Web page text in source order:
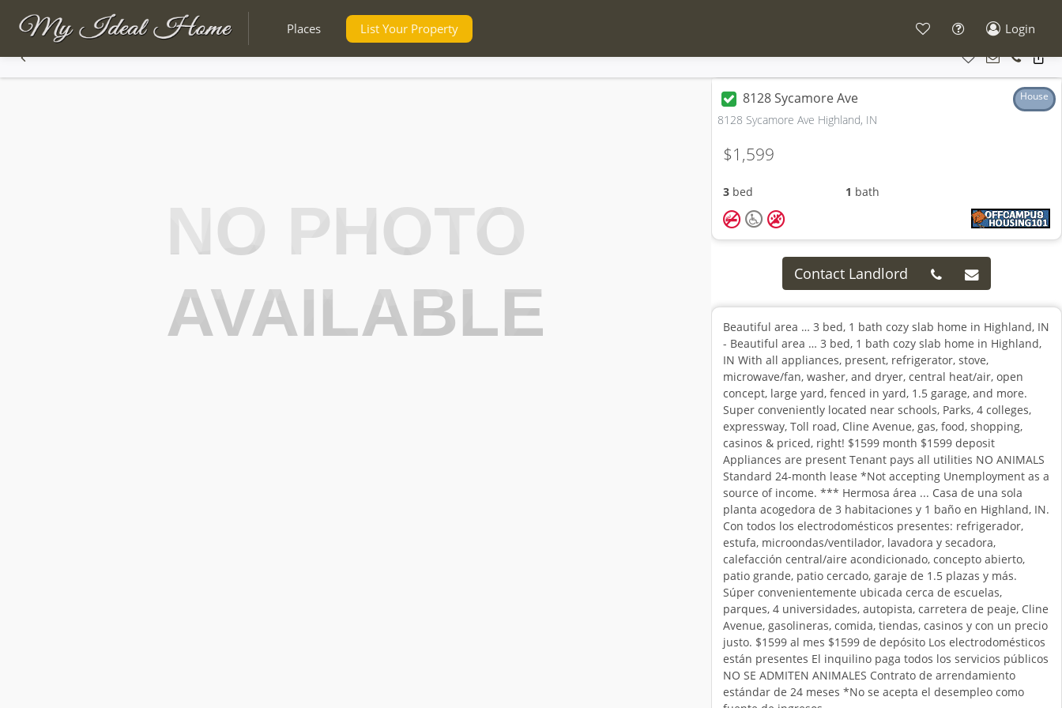
Places List Your Property Login
NO PHOTO
AVAILABLE
8128 Sycamore Ave House
8128 Sycamore Ave Highland, IN
$1,599
3 bed 1 bath
Contact Landlord
Beautiful area … 3 bed, 1 bath cozy slab home in Highland, IN
- Beautiful area … 3 bed, 1 bath cozy slab home in Highland,
IN With all appliances, present, refrigerator, stove,
microwave/fan, washer, and dryer, central heat/air, open
concept, large yard, fenced in yard, 1.5 garage, and more.
Super conveniently located near schools, Parks, 4 colleges,
expressway, Toll road, Cline Avenue, gas, food, shopping,
casinos & priced, right! $1599 month $1599 deposit
Appliances are present Tenant pays all utilities NO ANIMALS
Standard 24-month lease *Not accepting Unemployment as a
source of income. *** Hermosa área ... Casa de una sola
planta acogedora de 3 habitaciones y 1 baño en Highland, IN.
Con todos los electrodomésticos presentes: refrigerador,
estufa, microondas/ventilador, lavadora y secadora,
calefacción central/aire acondicionado, concepto abierto,
patio grande, patio cercado, garaje de 1.5 plazas y más.
Súper convenientemente ubicada cerca de escuelas,
parques, 4 universidades, autopista, carretera de peaje, Cline
Avenue, gasolineras, comida, tiendas, casinos y con un precio
justo. $1599 al mes $1599 de depósito Los electrodomésticos
están presentes El inquilino paga todos los servicios públicos
NO SE ADMITEN ANIMALES Contrato de arrendamiento
estándar de 24 meses *No se acepta el desempleo como